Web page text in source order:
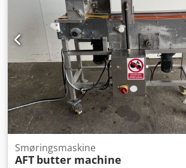
Smøringsmaskine
AFT butter machine